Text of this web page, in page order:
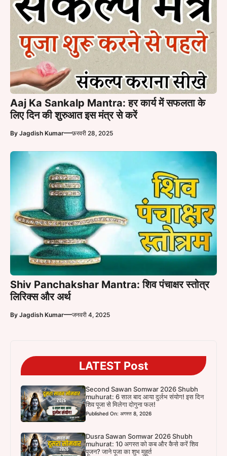
Aaj Ka Sankalp Mantra: हर कार्य में सफलता के
लिए दिन की शुरुआत इस मंत्र से करें
By Jagdish Kumar—फ़रवरी 28, 2025
Shiv Panchakshar Mantra: शिव पंचाक्षर स्तोत्र
लिरिक्स और अर्थ
By Jagdish Kumar—जनवरी 4, 2025
LATEST Post
Second Sawan Somwar 2026 Shubh
muhurat: 6 साल बाद आया दुर्लभ संयोग! इस दिन
शिव पूजा से मिलेगा दोगुना फल!
Published On: अगस्त 8, 2026
Dusra Sawan Somwar 2026 Shubh
muhurat: 10 अगस्त को कब और कैसे करें शिव
पूजन? जाने पूजा का शुभ मुहूर्त